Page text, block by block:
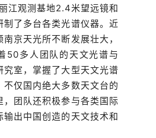
江观测基地2.4米望远镜和
了多台各类光谱仪器。近
京天光所不断发展壮大，
50多人团队的天文光谱与
究室，掌握了大型天文光谱
不仅国内绝大多数天文台的
，团队还积极参与各类国际
输出中国创造的天文技术和